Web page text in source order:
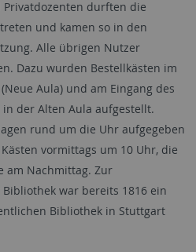
durften die
und kamen so in den
Alle übrigen Nutzer
Dazu wurden Bestellkästen im
Aula) und am Eingang des
der Alten Aula aufgestellt.
rund um die Uhr aufgegeben
vormittags um 10 Uhr, die
am Nachmittag. Zur
war bereits 1816 ein
Bibliothek in Stuttgart